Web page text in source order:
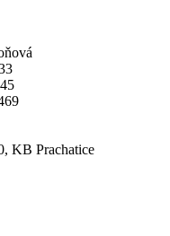
KB Prachatice